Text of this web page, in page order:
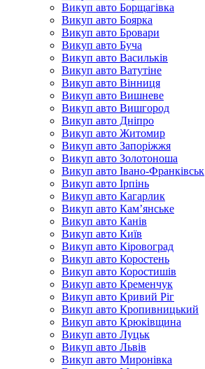
Викуп авто Борщагівка
Викуп авто Боярка
Викуп авто Бровари
Викуп авто Буча
Викуп авто Васильків
Викуп авто Ватутіне
Викуп авто Вінниця
Викуп авто Вишневе
Викуп авто Вишгород
Викуп авто Дніпро
Викуп авто Житомир
Викуп авто Запоріжжя
Викуп авто Золотоноша
Викуп авто Івано-Франківськ
Викуп авто Ірпінь
Викуп авто Кагарлик
Викуп авто Кам’янське
Викуп авто Канів
Викуп авто Київ
Викуп авто Кіровоград
Викуп авто Коростень
Викуп авто Коростишів
Викуп авто Кременчук
Викуп авто Кривий Ріг
Викуп авто Кропивницький
Викуп авто Крюківщина
Викуп авто Луцьк
Викуп авто Львів
Викуп авто Миронівка